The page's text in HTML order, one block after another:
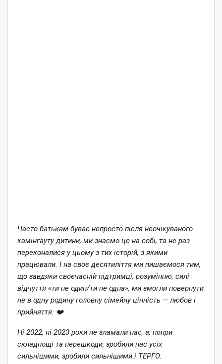
Часто батькам буває непросто після неочікуваного
камінгауту дитини, ми знаємо це на собі, та не раз
переконалися у цьому з тих історій, з якими
працювали. І на своє десятиліття ми пишаємося тим,
що завдяки своєчасній підтримці, розумінню, силі
відчуття «ти не один/ти не одна», ми змогли повернути
не в одну родину головну сімейну цінність — любов і
прийняття. ❤️
Ні 2022, ні 2023 роки не зламали нас, а, попри
складнощі та перешкоди, зробили нас усіх
сильнішими, зробили сильнішими і ТЕРГО.